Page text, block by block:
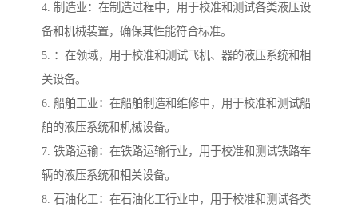
4. 制造业：在制造过程中，用于校准和测试各类液压设
备和机械装置，确保其性能符合标准。
5. ：在领域，用于校准和测试飞机、器的液压系统和相
关设备。
6. 船舶工业：在船舶制造和维修中，用于校准和测试船
舶的液压系统和机械设备。
7. 铁路运输：在铁路运输行业，用于校准和测试铁路车
辆的液压系统和相关设备。
8. 石油化工：在石油化工行业中，用于校准和测试各类